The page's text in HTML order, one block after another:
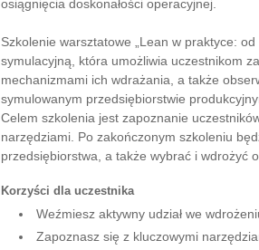
osiągnięcia doskonałości operacyjnej.
Szkolenie warsztatowe „Lean w praktyce:
symulacyjną, która umożliwia uczestnikom
mechanizmami ich wdrażania, a także
symulowanym przedsiębiorstwie
Celem szkolenia jest zapoznanie
narzędziami. Po zakończonym szkoleniu
przedsiębiorstwa, a także wybrać i wdrożyć
Korzyści dla uczestnika
Weźmiesz aktywny udział we
Zapoznasz się z kluczowymi